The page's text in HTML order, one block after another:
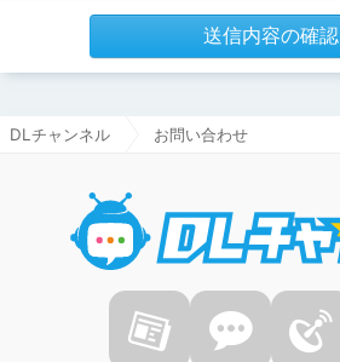
送信内容の確認
DLチャンネル お問い合わせ